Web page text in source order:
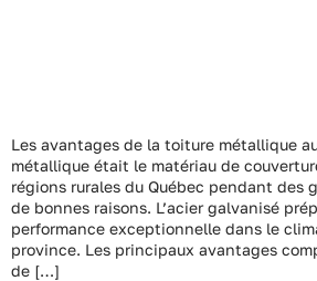
Les avantages de la toiture métallique
métallique était le matériau de
régions rurales du Québec pendant des
de bonnes raisons. L’acier galvanisé
performance exceptionnelle dans le
province. Les principaux avantages
de […]